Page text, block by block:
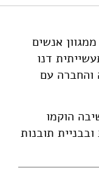
corona-crisis-
משתתפים ממגוון אנשים
דנו
והחברה עם
הוקמו
תובנות